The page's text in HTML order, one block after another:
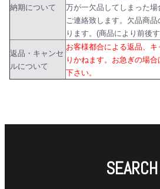
納期について
万が一欠品してしまった
ご連絡致します。欠品商
ります。(商品により前後
返品・キャンセ
ルについて
お客様都合による返品、
りかねます。お急ぎの場
下さい。
SEARCH